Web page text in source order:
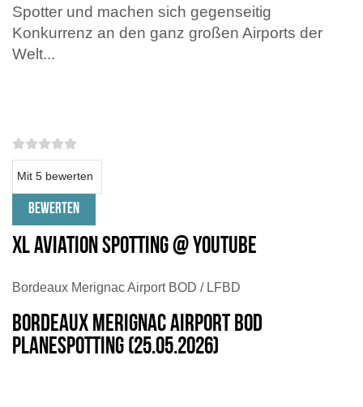
Spotter und machen sich gegenseitig
Konkurrenz an den ganz großen Airports der
Welt...
Bitte bewerten
XL Aviation Spotting @ Youtube
Bordeaux Merignac Airport BOD / LFBD
Bordeaux Merignac Airport BOD
Planespotting (25.05.2026)